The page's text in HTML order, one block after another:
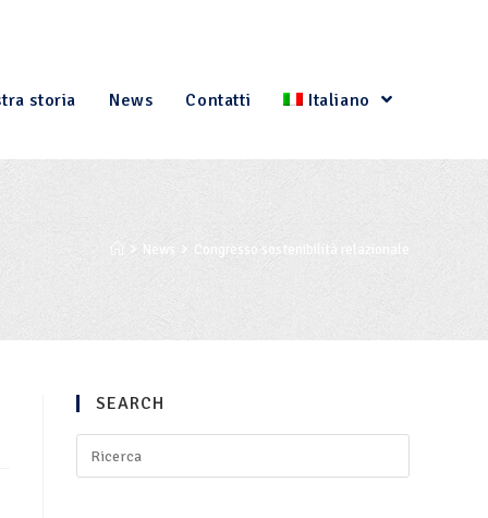
storia News Contatti Italiano
News Congresso sostenibilità relazionale
SEARCH